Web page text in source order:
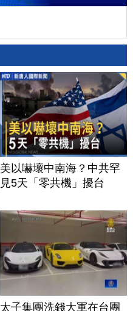
美以嚇壞中南海？中共罕
見5天「零共機」擾台
太子集團洗錢大軍在台團